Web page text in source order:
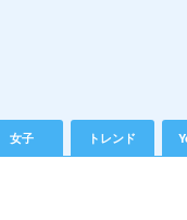
女子 トレンド